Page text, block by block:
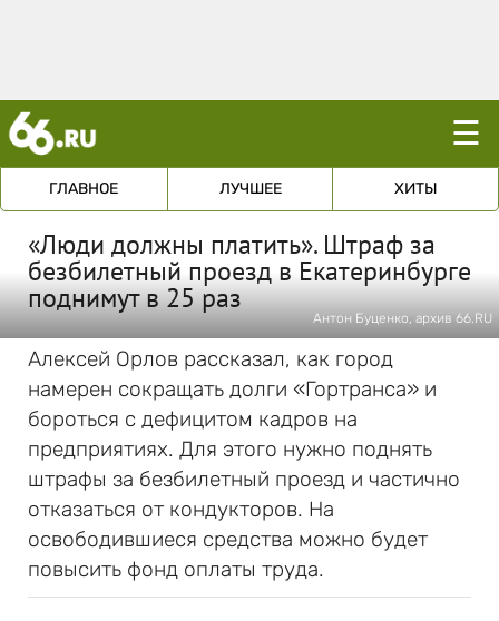
☰
ГЛАВНОЕ ЛУЧШЕЕ ХИТЫ
«Люди должны платить». Штраф за
безбилетный проезд в Екатеринбурге
поднимут в 25 раз
Антон Буценко, архив 66.RU
Алексей Орлов рассказал, как город
намерен сокращать долги «Гортранса» и
бороться с дефицитом кадров на
предприятиях. Для этого нужно поднять
штрафы за безбилетный проезд и частично
отказаться от кондукторов. На
освободившиеся средства можно будет
повысить фонд оплаты труда.